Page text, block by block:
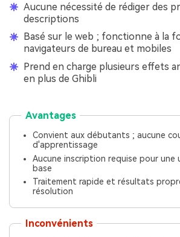
Aucune nécessité de rédiger des
descriptions
Basé sur le web ; fonctionne à la
navigateurs de bureau et mobiles
Prend en charge plusieurs effets
en plus de Ghibli
Avantages
Convient aux débutants ; aucune
d'apprentissage
Aucune inscription requise pour une
base
Traitement rapide et résultats
résolution
Inconvénients